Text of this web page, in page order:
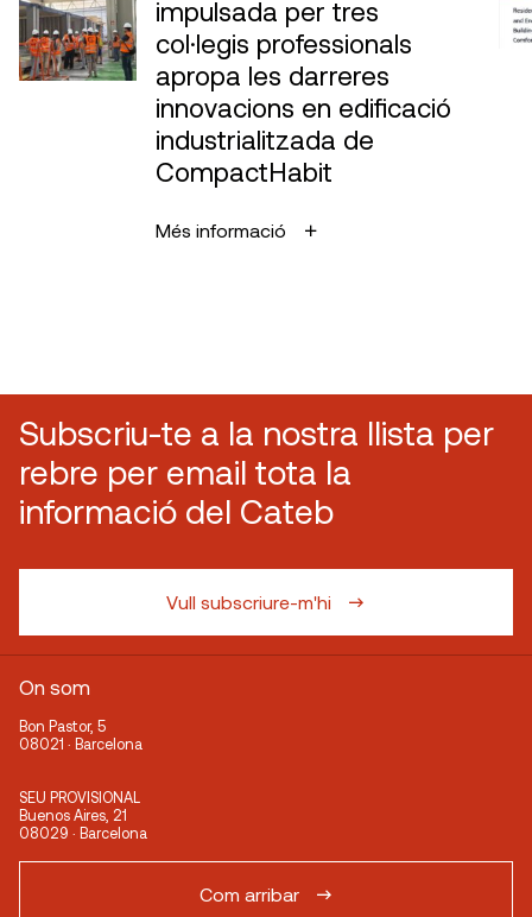
impulsada per tres
col·legis professionals
apropa les darreres
innovacions en edificació
industrialitzada de
CompactHabit
Més informació
Subscriu-te a la nostra llista per
rebre per email tota la
informació del Cateb
Vull subscriure-m'hi
On som
Bon Pastor, 5
08021 · Barcelona
SEU PROVISIONAL
Buenos Aires, 21
08029 · Barcelona
Com arribar